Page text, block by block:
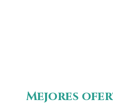
Mejores